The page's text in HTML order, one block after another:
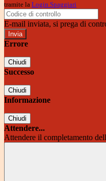
tramite la Login Spaggiari
E-mail inviata, si prega di
Errore
Chiudi
Successo
Chiudi
Informazione
Chiudi
Attendere...
Attendere il completamento